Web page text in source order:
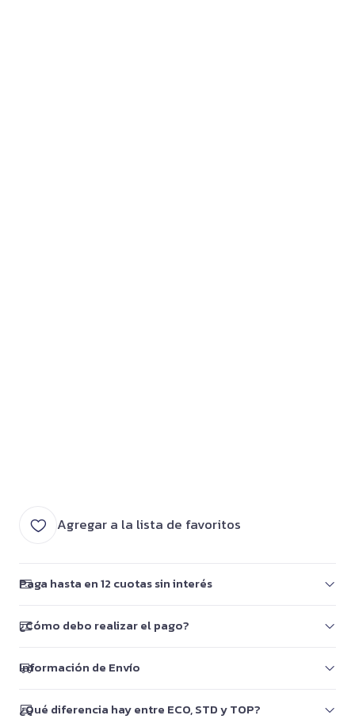
Agregar a la lista de favoritos
Paga hasta en 12 cuotas sin interés
¿Cómo debo realizar el pago?
Información de Envío
¿Qué diferencia hay entre ECO, STD y TOP?